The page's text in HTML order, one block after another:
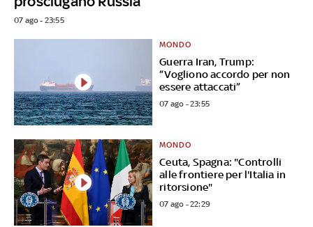
07 ago - 23:55
Guerra Iran, Trump:
“Vogliono accordo per non
essere attaccati”
MONDO
07 ago - 23:55
Ceuta, Spagna: "Controlli
alle frontiere per l'Italia in
ritorsione"
MONDO
07 ago - 22:29